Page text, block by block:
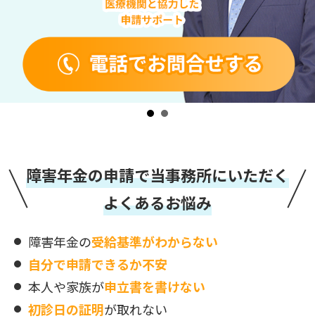
障害年金の申請で当事務所にいただく
よくあるお悩み
障害年金の受給基準がわからない
自分で申請できるか不安
本人や家族が申立書を書けない
初診日の証明が取れない